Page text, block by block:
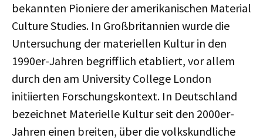
bekannten Pioniere der amerikanischen Material
Culture Studies. In Großbritannien wurde die
Untersuchung der materiellen Kultur in den
1990er-Jahren begrifflich etabliert, vor allem
durch den am University College London
initiierten Forschungskontext. In Deutschland
bezeichnet Materielle Kultur seit den 2000er-
Jahren einen breiten, über die volkskundliche